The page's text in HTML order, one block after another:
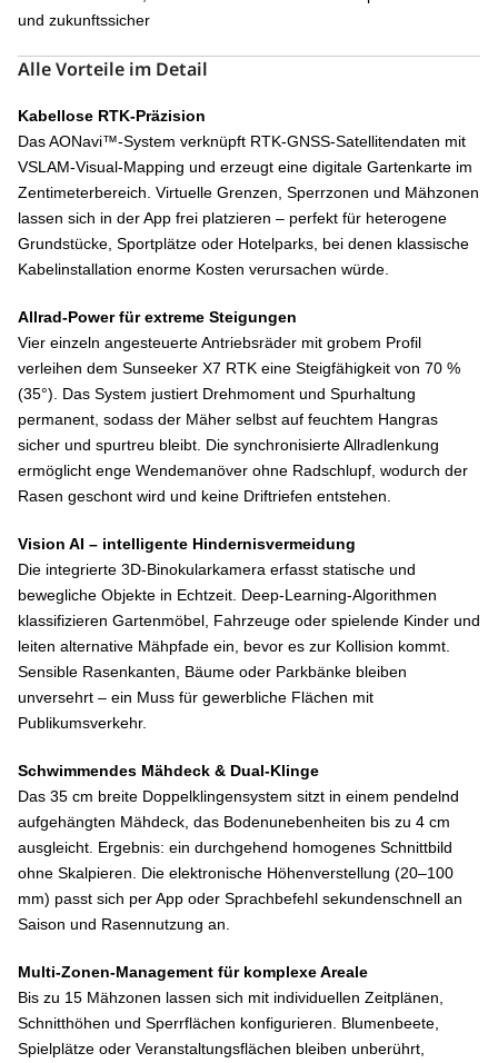
und zukunftssicher
Alle Vorteile im Detail
Kabellose RTK-Präzision
Das AONavi™-System verknüpft RTK-GNSS-Satellitendaten mit
VSLAM-Visual-Mapping und erzeugt eine digitale Gartenkarte im
Zentimeterbereich. Virtuelle Grenzen, Sperrzonen und Mähzonen
lassen sich in der App frei platzieren – perfekt für heterogene
Grundstücke, Sportplätze oder Hotelparks, bei denen klassische
Kabelinstallation enorme Kosten verursachen würde.
Allrad-Power für extreme Steigungen
Vier einzeln angesteuerte Antriebsräder mit grobem Profil
verleihen dem Sunseeker X7 RTK eine Steigfähigkeit von 70 %
(35°). Das System justiert Drehmoment und Spurhaltung
permanent, sodass der Mäher selbst auf feuchtem Hangras
sicher und spurtreu bleibt. Die synchronisierte Allradlenkung
ermöglicht enge Wendemanöver ohne Radschlupf, wodurch der
Rasen geschont wird und keine Driftriefen entstehen.
Vision AI – intelligente Hindernisvermeidung
Die integrierte 3D-Binokularkamera erfasst statische und
bewegliche Objekte in Echtzeit. Deep-Learning-Algorithmen
klassifizieren Gartenmöbel, Fahrzeuge oder spielende Kinder und
leiten alternative Mähpfade ein, bevor es zur Kollision kommt.
Sensible Rasenkanten, Bäume oder Parkbänke bleiben
unversehrt – ein Muss für gewerbliche Flächen mit
Publikumsverkehr.
Schwimmendes Mähdeck & Dual-Klinge
Das 35 cm breite Doppelklingensystem sitzt in einem pendelnd
aufgehängten Mähdeck, das Bodenunebenheiten bis zu 4 cm
ausgleicht. Ergebnis: ein durchgehend homogenes Schnittbild
ohne Skalpieren. Die elektronische Höhenverstellung (20–100
mm) passt sich per App oder Sprachbefehl sekundenschnell an
Saison und Rasennutzung an.
Multi-Zonen-Management für komplexe Areale
Bis zu 15 Mähzonen lassen sich mit individuellen Zeitplänen,
Schnitthöhen und Sperrflächen konfigurieren. Blumenbeete,
Spielplätze oder Veranstaltungsflächen bleiben unberührt,